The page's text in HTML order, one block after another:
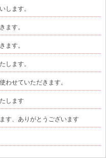
します。
ます。
ます。
します。
せていただきます。
します
す、ありがとうございます